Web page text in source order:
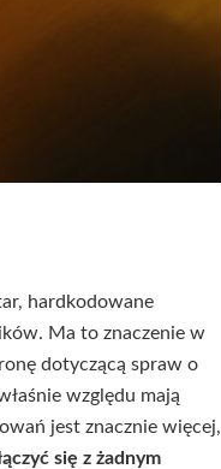
hardkodowane
Ma to znaczenie w
dotyczącą spraw o
względu mają
jest znacznie więcej,
się z żadnym